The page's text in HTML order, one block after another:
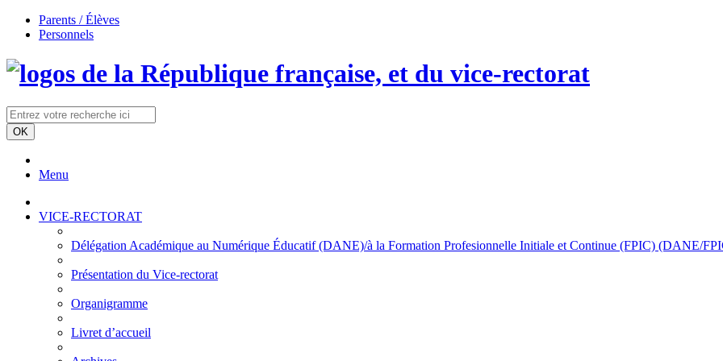
Parents / Élèves
Personnels
Menu
VICE-RECTORAT
Délégation Académique au Numérique Éducatif (DANE)/à la Formation Profesionnelle Initiale et Continue (FPIC) (DANE/
Présentation du Vice-rectorat
Organigramme
Livret d’accueil